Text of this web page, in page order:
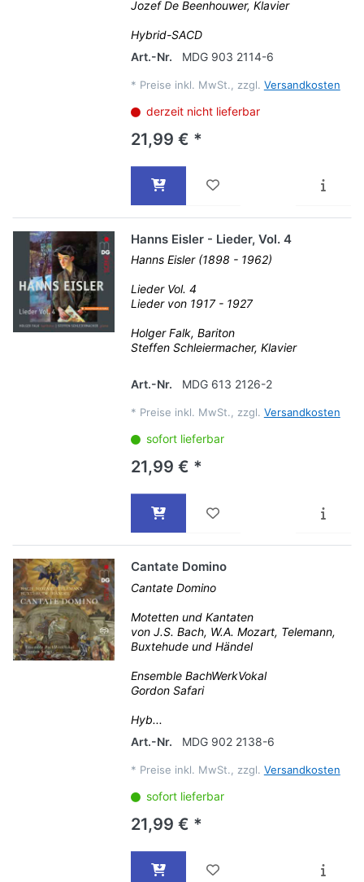
Jozef De Beenhouwer, Klavier
Hybrid-SACD
Art.-Nr.
MDG 903 2114-6
* Preise inkl. MwSt., zzgl. Versandkosten
derzeit nicht lieferbar
21,99 € *
Hanns Eisler - Lieder, Vol. 4
Hanns Eisler (1898 - 1962)
Lieder Vol. 4
Lieder von 1917 - 1927
Holger Falk, Bariton
Steffen Schleiermacher, Klavier
Art.-Nr. MDG 613 2126-2
* Preise inkl. MwSt., zzgl. Versandkosten
sofort lieferbar
21,99 € *
Cantate Domino
Cantate Domino
Motetten und Kantaten
von J.S. Bach, W.A. Mozart, Telemann,
Buxtehude und Händel
Ensemble BachWerkVokal
Gordon Safari
Hyb...
Art.-Nr.
MDG 902 2138-6
* Preise inkl. MwSt., zzgl. Versandkosten
sofort lieferbar
21,99 € *